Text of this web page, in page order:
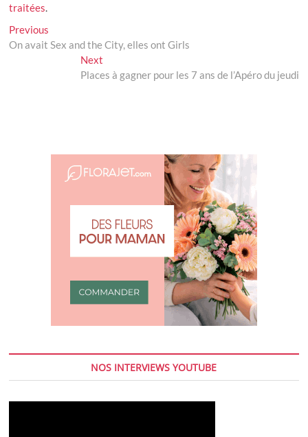
traitées.
Navigation
de
Previous
post:
On avait Sex and the City, elles ont Girls
NextNext
post:
Places à gagner pour les 7 ans de l’Apéro du jeudi
NOS INTERVIEWS YOUTUBE